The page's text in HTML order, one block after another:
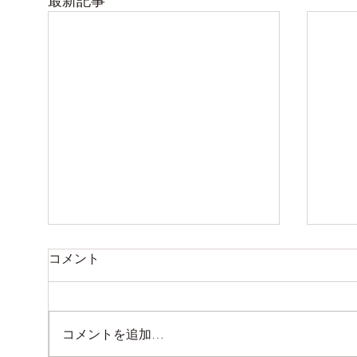
夏季休業のお知らせ
8月9日（日曜）から14日（金
（土曜）より通常営業いたしま
す。。。
お
7月
コメント
コメントを追加…